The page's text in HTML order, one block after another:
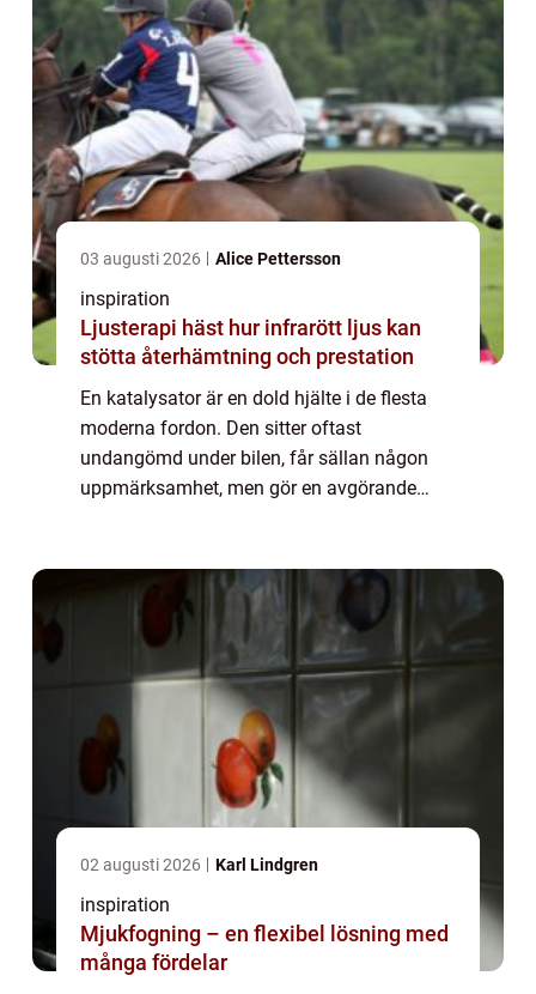
03 augusti 2026 Alice Pettersson
inspiration
Ljusterapi häst hur infrarött ljus kan
stötta återhämtning och prestation
En katalysator är en dold hjälte i de flesta
moderna fordon. Den sitter oftast
undangömd under bilen, får sällan någon
uppmärksamhet, men gör en avgörande
hjälper fordon att klar...
02 augusti 2026 Karl Lindgren
inspiration
Mjukfogning – en flexibel lösning med
många fördelar